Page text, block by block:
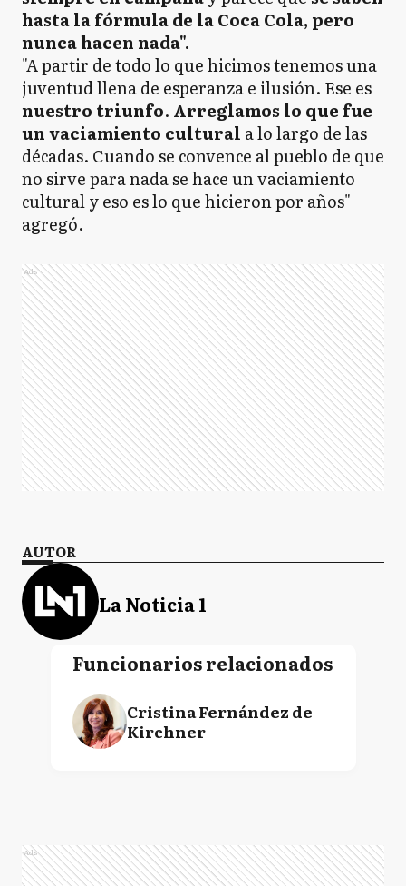
hasta la fórmula de la Coca Cola, pero
nunca hacen nada".
"A partir de todo lo que hicimos tenemos una
juventud llena de esperanza e ilusión. Ese es
nuestro triunfo. Arreglamos lo que fue
un vaciamiento cultural a lo largo de las
décadas. Cuando se convence al pueblo de que
no sirve para nada se hace un vaciamiento
cultural y eso es lo que hicieron por años"
agregó.
Ads
AUTOR
La Noticia 1
Funcionarios relacionados
Cristina Fernández de
Kirchner
Ads